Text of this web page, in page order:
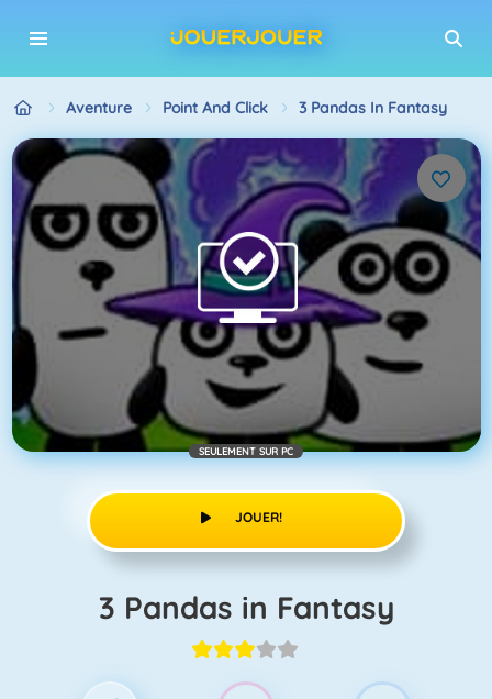
Aventure Point And Click 3 Pandas In Fantasy
SEULEMENT SUR PC
JOUER!
3 Pandas in Fantasy